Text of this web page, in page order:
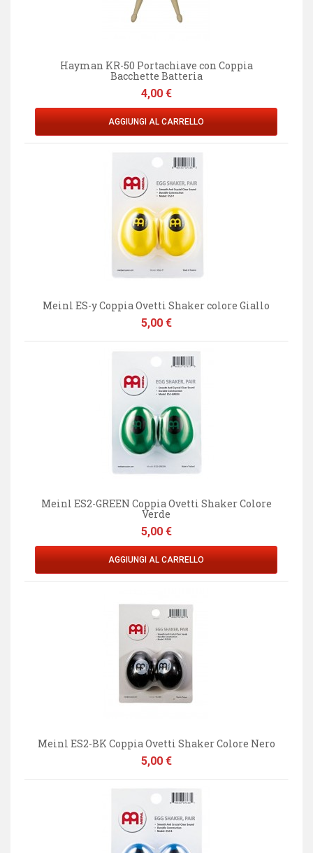
Hayman KR-50 Portachiave con Coppia
Bacchette Batteria
Prezzo
4,00 €
AGGIUNGI AL CARRELLO
Meinl ES-y Coppia Ovetti Shaker colore Giallo
Prezzo
5,00 €
Meinl ES2-GREEN Coppia Ovetti Shaker Colore
Verde
Prezzo
5,00 €
AGGIUNGI AL CARRELLO
Meinl ES2-BK Coppia Ovetti Shaker Colore Nero
Prezzo
5,00 €